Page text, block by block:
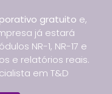
gratuito e,
já estará
NR-1, NR-17 e
e relatórios reais.
em T&D